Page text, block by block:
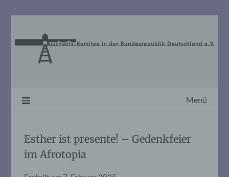
Menü
Esther ist presente! – Gedenkfeier
im Afrotopia